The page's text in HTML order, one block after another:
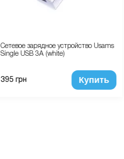
Сетевое зарядное устройство Usams
Single USB 3A (white)
395 грн Купить